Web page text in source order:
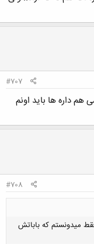
#707
داره ها باید اونم
#708
میدونستم که باباتش